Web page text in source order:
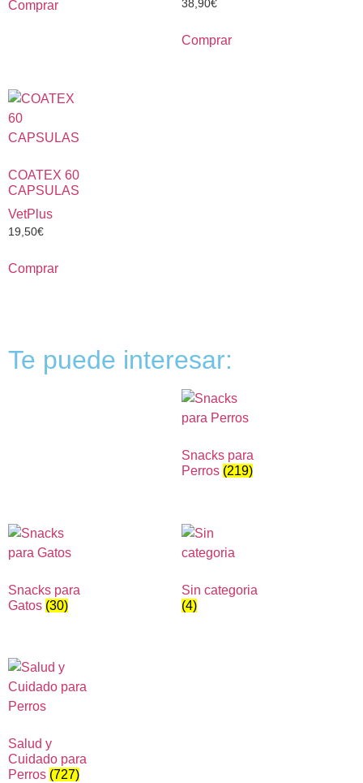
Comprar 38,90€
Comprar
COATEX 60
CAPSULAS
VetPlus
19,50€
Comprar
Te puede interesar:
Snacks para
Perros (219)
Snacks para
Gatos (30)
Sin categoria
(4)
Salud y
Cuidado para
Perros (727)